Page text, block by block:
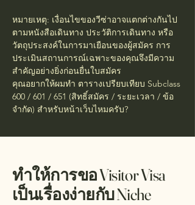
หมายเหตุ: เงื่อนไขของวีซ่าอาจแตกต่างกันไป
ตามหนังสือเดินทาง ประวัติการเดินทาง หรือ
วัตถุประสงค์ในการมาเยือนของผู้สมัคร การ
ประเมินสถานการณ์เฉพาะของคุณจึงมีความ
สำคัญอย่างยิ่งก่อนยื่นใบสมัคร
คุณอยากให้ผมทำ ตารางเปรียบเทียบ Subclass
600 / 601 / 651 (สิทธิ์สมัคร / ระยะเวลา / ข้อ
จำกัด) สำหรับหน้าเว็บไหมครับ?
ทำให้การขอ Visitor Visa
เป็นเรื่องง่ายกับ Niche